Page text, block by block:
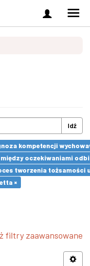
Zaloguj
się
Idź
kompetencji
oczekiwaniami
tworzenia tożsamości
×
filtry zaawansowane